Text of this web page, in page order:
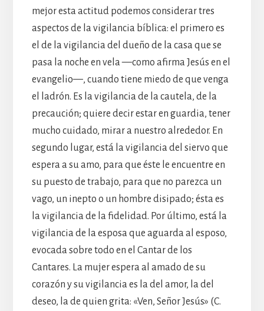
mejor esta actitud podemos considerar tres
aspectos de la vigilancia bíblica: el primero es
el de la vigilancia del dueño de la casa que se
pasa la noche en vela —como afirma Jesús en el
evangelio—, cuando tiene miedo de que venga
el ladrón. Es la vigilancia de la cautela, de la
precaución; quiere decir estar en guardia, tener
mucho cuidado, mirar a nuestro alrededor. En
segundo lugar, está la vigilancia del siervo que
espera a su amo, para que éste le encuentre en
su puesto de trabajo, para que no parezca un
vago, un inepto o un hombre disipado; ésta es
la vigilancia de la fidelidad. Por último, está la
vigilancia de la esposa que aguarda al esposo,
evocada sobre todo en el Cantar de los
Cantares. La mujer espera al amado de su
corazón y su vigilancia es la del amor, la del
deseo, la de quien grita: «Ven, Señor Jesús» (C.